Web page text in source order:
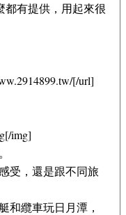
都有提供，用起來很
[/url]
img]
受，還是跟不同旅
和纜車玩日月潭，